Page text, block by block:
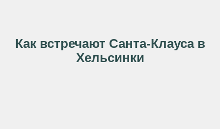
Как встречают Санта-Клауса в
Хельсинки